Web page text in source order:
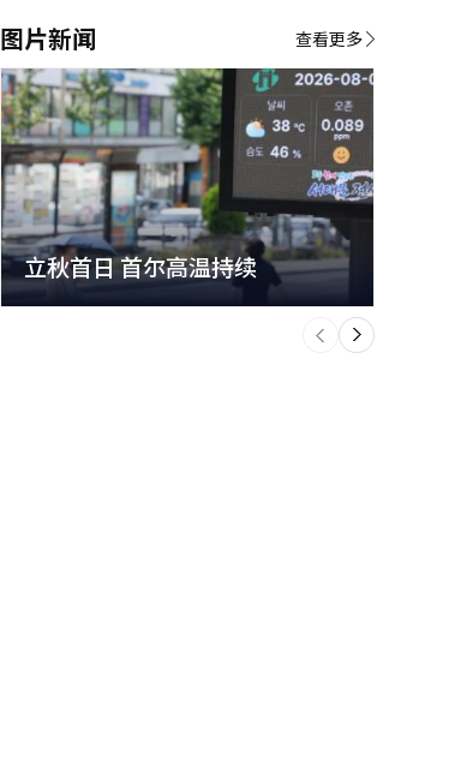
图片新闻
立秋首日 首尔高温持续
下
一
个
查看更多